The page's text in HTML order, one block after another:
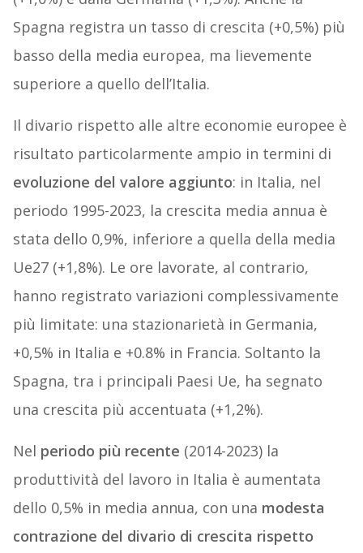
Spagna registra un tasso di crescita (+0,5%) più
basso della media europea, ma lievemente
superiore a quello dell’Italia.
Il divario rispetto alle altre economie europee è
risultato particolarmente ampio in termini di
evoluzione del valore aggiunto: in Italia, nel
periodo 1995-2023, la crescita media annua è
stata dello 0,9%, inferiore a quella della media
Ue27 (+1,8%). Le ore lavorate, al contrario,
hanno registrato variazioni complessivamente
più limitate: una stazionarietà in Germania,
+0,5% in Italia e +0.8% in Francia. Soltanto la
Spagna, tra i principali Paesi Ue, ha segnato
una crescita più accentuata (+1,2%).
Nel periodo più recente (2014-2023) la
produttività del lavoro in Italia è aumentata
dello 0,5% in media annua, con una modesta
contrazione del divario di crescita rispetto